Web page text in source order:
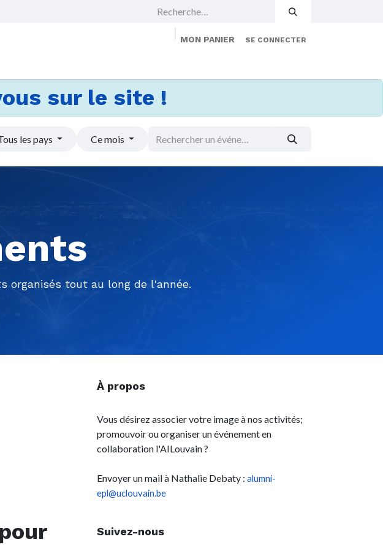
MON PANIER SE CONNECTER
sur le site !
les pays Ce mois
organisés tout au long de l'année.
À propos
Vous désirez associer votre image à nos activités;
promouvoir ou organiser un événement en
collaboration l'AILouvain ?
Envoyer un mail à Nathalie Debaty : alumni-
epl@uclouvain.be
Suivez-nous